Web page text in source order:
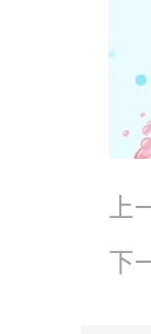
上
量
下